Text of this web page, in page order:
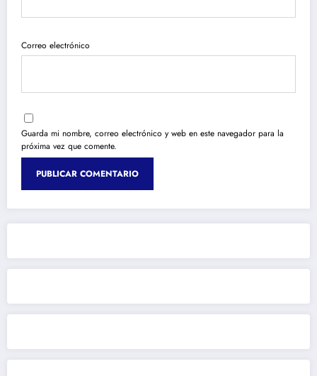
Correo electrónico
Guarda mi nombre, correo electrónico y web en este navegador para la
próxima vez que comente.